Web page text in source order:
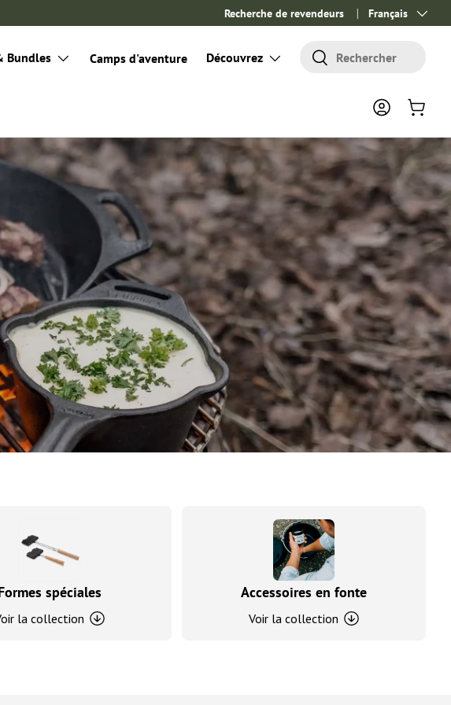
Recherche de revendeurs Langue
Français
Rechercher
Rechercher
Se connecter
Panier
Bundles Camps d'aventure Découvrez
spéciales
la collection
Accessoires en fonte
Voir la collection